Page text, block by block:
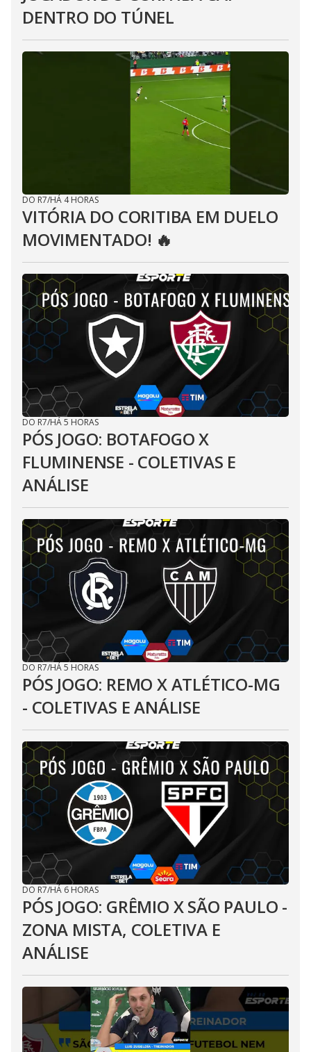
DENTRO DO TÚNEL
DO R7/HÁ 4 HORAS
VITÓRIA DO CORITIBA EM DUELO
MOVIMENTADO! 🔥
DO R7/HÁ 5 HORAS
PÓS JOGO: BOTAFOGO X
FLUMINENSE - COLETIVAS E
ANÁLISE
DO R7/HÁ 5 HORAS
PÓS JOGO: REMO X ATLÉTICO-MG
- COLETIVAS E ANÁLISE
DO R7/HÁ 6 HORAS
PÓS JOGO: GRÊMIO X SÃO PAULO -
ZONA MISTA, COLETIVA E
ANÁLISE